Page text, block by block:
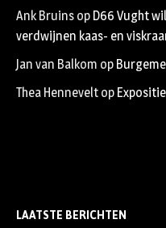
Ank Bruins op D66 Vught
verdwijnen kaas- en
Jan van Balkom op
Thea Hennevelt op
LAATSTE BERICHTEN